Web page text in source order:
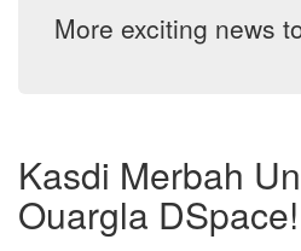
More exciting news
Kasdi Merbah
Ouargla DSpace!